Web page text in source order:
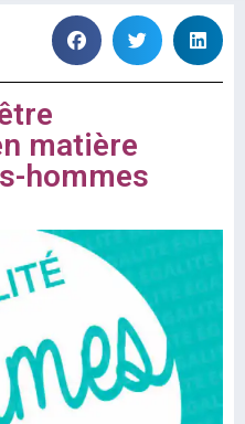
matière
hommes